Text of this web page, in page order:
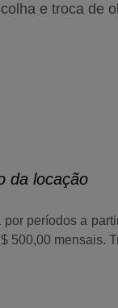
e troca de
da locação
períodos a
500,00 mensais.